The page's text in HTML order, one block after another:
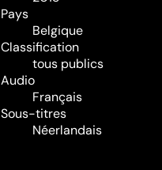
Pays
Belgique
Classification
tous publics
Audio
Français
Sous-titres
Néerlandais